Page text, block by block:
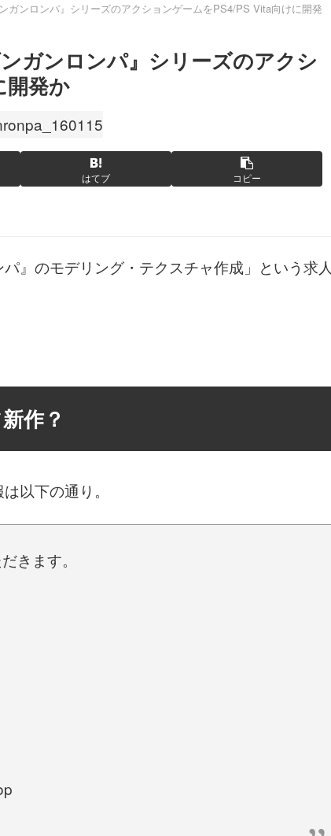
ガンロンパ』シリーズのアクションゲームをPS4/PS Vita向けに開発
ガンロンパ』シリーズのアクシ
開発か
はてブ コピー
』のモデリング・テクスチャ作成」という求人
作？
以下の通り。
きます。